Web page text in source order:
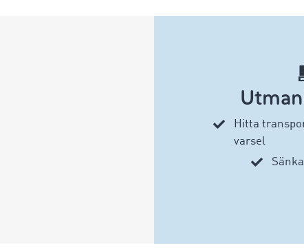
Hitta
varsel